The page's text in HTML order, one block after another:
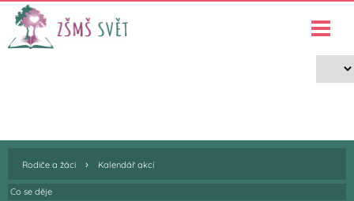
Rodiče a žáci › Kalendář akcí
Co se děje